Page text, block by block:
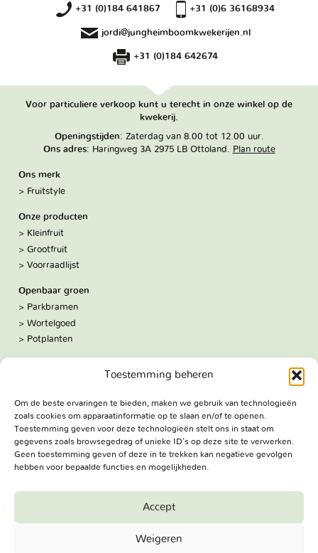
Toestemming beheren
Om de beste ervaringen te bieden, maken we gebruik van technologieën
zoals cookies om apparaatinformatie op te slaan en/of te openen.
Toestemming geven voor deze technologieën stelt ons in staat om
gegevens zoals browsegedrag of unieke ID's op deze site te verwerken.
Geen toestemming geven of deze in te trekken kan negatieve gevolgen
hebben voor bepaalde functies en mogelijkheden.
Accept
Weigeren
+31 (0)184 641867 +31 (0)6 36168934
jordi@jungheimboomkwekerijen.nl
+31 (0)184 642674
Voor particuliere verkoop kunt u terecht in onze winkel op de
kwekerij.
Openingstijden: Zaterdag van 8.00 tot 12.00 uur.
Ons adres: Haringweg 3A 2975 LB Ottoland. Plan route
Ons merk
Fruitstyle
Onze producten
Kleinfruit
Grootfruit
Voorraadlijst
Openbaar groen
Parkbramen
Wortelgoed
Potplanten
Volg ons:
Facebook
Bezoekadres
Haringweg 3A
2975 LB Ottoland
Reserved.